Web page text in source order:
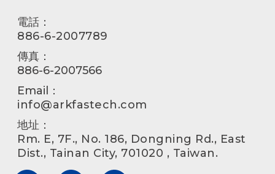
電話：
886-6-2007789
傳真：
886-6-2007566
Email：
info@arkfastech.com
地址：
Rm. E, 7F., No. 186, Dongning Rd., East
Dist., Tainan City, 701020 , Taiwan.